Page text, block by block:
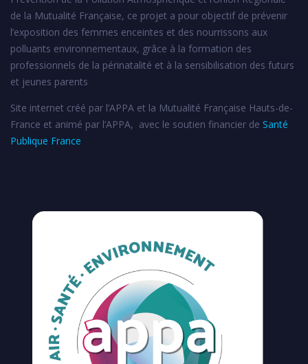
de la Mutualité Française, ce projet a pour objectif de prévenir
l’exposition des femmes enceintes et des nourrissons aux
polluants environnementaux, grâce à la formation des
professionnels de la périnatalité et à la sensibilisation des futurs
et jeunes parents
Site internet créé par l’APPA et la Mutualité Française Hauts-de-
France et animé par l’APPA, avec le soutien financier de Santé
Publique France